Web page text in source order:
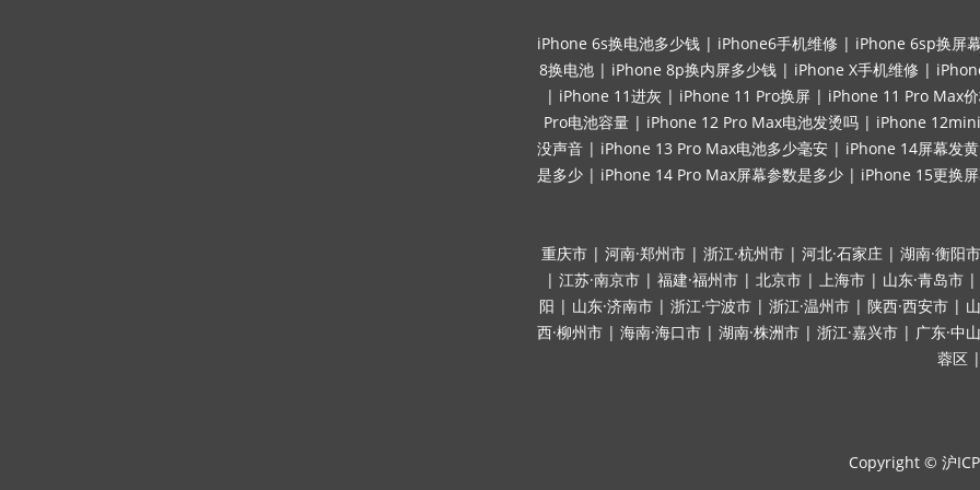
iPhone 6s换电池多少钱 | iPhone6手机维修 | iPhone 6sp换屏
8换电池 | iPhone 8p换内屏多少钱 | iPhone X手机维修 |
| iPhone 11进灰 | iPhone 11 Pro换屏 | iPhone 11 Pro Max
Pro电池容量 | iPhone 12 Pro Max电池发烫吗 | iPhone
没声音 | iPhone 13 Pro Max电池多少毫安 | iPhone 14屏幕发黄
是多少 | iPhone 14 Pro Max屏幕参数是多少 | iPhone 15更换
重庆市 | 河南·郑州市 | 浙江·杭州市 | 河北·石家庄 | 湖南·衡阳市
| 江苏·南京市 | 福建·福州市 | 北京市 | 上海市 | 山东·青岛市 |
阳 | 山东·济南市 | 浙江·宁波市 | 浙江·温州市 | 陕西·西安市 |
西·柳州市 | 海南·海口市 | 湖南·株洲市 | 浙江·嘉兴市 | 广东·中
蓉区
Copyright © 沪